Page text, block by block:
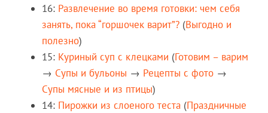
16: Развлечение во время готовки: чем себя
занять, пока “горшочек варит”? (Выгодно и
полезно)
15: Куриный суп с клецками (Готовим – варим
→ Супы и бульоны → Рецепты c фото →
Супы мясные и из птицы)
14: Пирожки из слоеного теста (Праздничные